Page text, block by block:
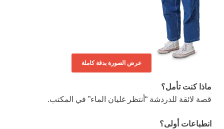
عرض الصورة بدقة كاملة
ماذا كنت تأمل؟
قصة لائقة للدردشة “أنتظر غليان الماء” في المكتب.
انطباعات أولى؟